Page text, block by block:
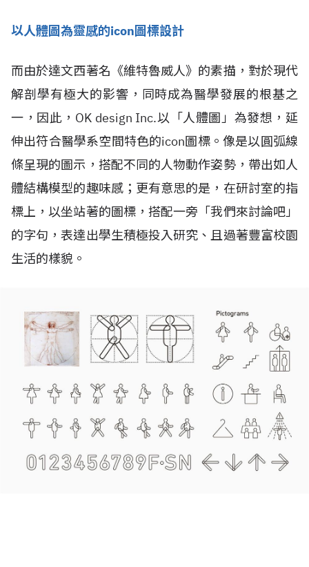
以人體圖為靈感的icon圖標設計
而由於達文西著名《維特魯威人》的素描，對於現代
解剖學有極大的影響，同時成為醫學發展的根基之
一，因此，OK design Inc.以「人體圖」為發想，延
伸出符合醫學系空間特色的icon圖標。像是以圓弧線
條呈現的圖示，搭配不同的人物動作姿勢，帶出如人
體結構模型的趣味感；更有意思的是，在研討室的指
標上，以坐站著的圖標，搭配一旁「我們來討論吧」
的字句，表達出學生積極投入研究、且過著豐富校園
生活的樣貌。